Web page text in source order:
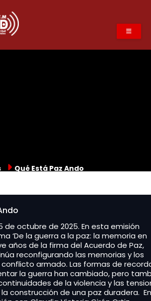
Qué Está Paz Ando
de octubre de 2025. En esta emisión
‘De la guerra a la paz: la memoria en
años de la firma del Acuerdo de Paz,
reconfigurando las memorias y los
armado. Las formas de
la guerra han cambiado, pero
de la violencia y las
construcción de una paz duradera. En